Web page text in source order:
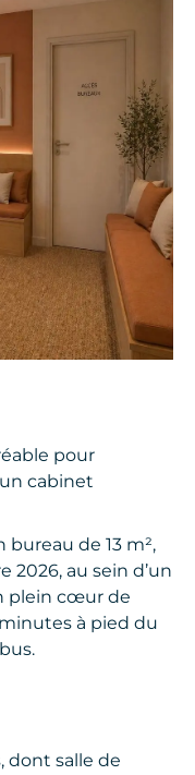
pour
cabinet
de 13 m²,
2026, au sein d’un
plein cœur de
à pied du
dont salle de